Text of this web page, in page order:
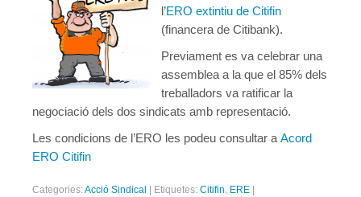
On trobar-nos
Agenda
Convenis
Activitats administratives
Conveni Col·lectiu de Consultoria i Estudis de Mercat i
l’ERO extintiu de Citifin
(financera de Citibank).
Previament es va celebrar una
assemblea a la que el 85% dels
treballadors va ratificar la
negociació dels dos sindicats amb representació.
Les condicions de l’ERO les podeu consultar a Acord
ERO Citifin
Categories:Acció Sindical Etiquetes: Citifin, ERE